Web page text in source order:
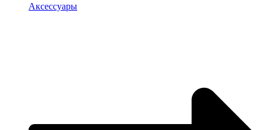
Аксессуары